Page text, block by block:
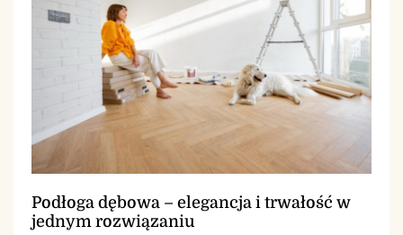
Podłoga dębowa – elegancja i trwałość w
jednym rozwiązaniu